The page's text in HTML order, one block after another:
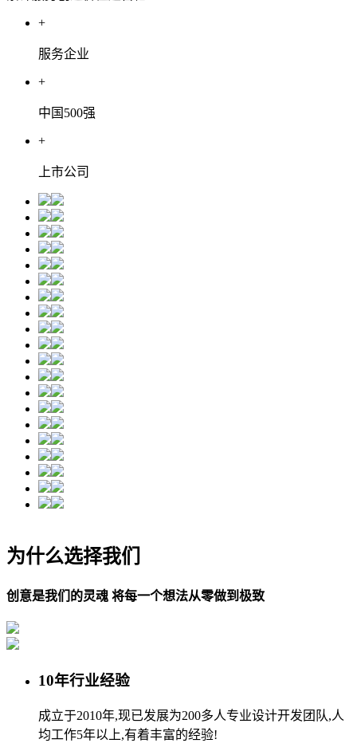
+
服务企业
+
中国500强
+
上市公司
为什么选择我们
创意是我们的灵魂 将每一个想法从零做到极致
10年行业经验
成立于2010年,现已发展为200多人专业设计开发团队,人
均工作5年以上,有着丰富的经验!